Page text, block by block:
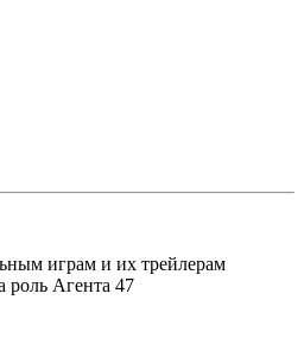
играм и их трейлерам
роль Агента 47